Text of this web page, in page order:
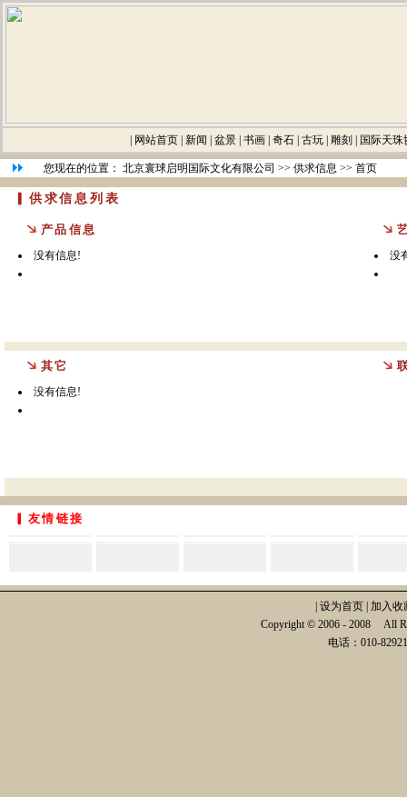
网站首页 新闻 盆景 书画 奇石 古玩 雕刻 国际天珠
您现在的位置： 北京寰球启明国际文化有限公司 >> 供求信息 >> 首页
▎供求信息列表
产品信息
没有信息! 没
其它
没有信息!
▎友情链接
设为首页 加入收
Copyright © 2006 - 2008 All
电话：010-